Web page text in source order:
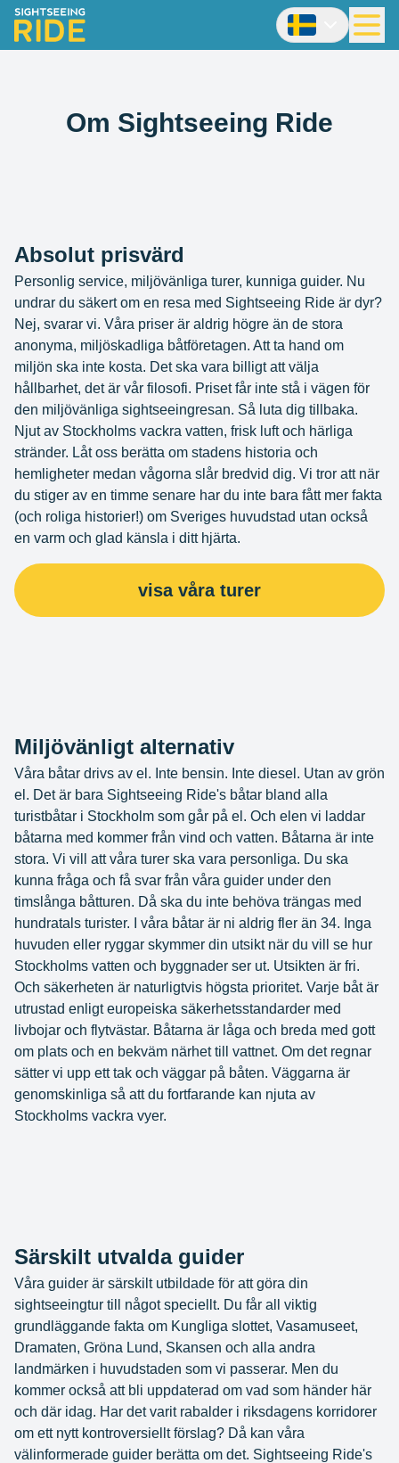
Om Sightseeing Ride
Absolut prisvärd
Personlig service, miljövänliga turer, kunniga guider. Nu
undrar du säkert om en resa med Sightseeing Ride är dyr?
Nej, svarar vi. Våra priser är aldrig högre än de stora
anonyma, miljöskadliga båtföretagen. Att ta hand om
miljön ska inte kosta. Det ska vara billigt att välja
hållbarhet, det är vår filosofi. Priset får inte stå i vägen för
den miljövänliga sightseeingresan. Så luta dig tillbaka.
Njut av Stockholms vackra vatten, frisk luft och härliga
stränder. Låt oss berätta om stadens historia och
hemligheter medan vågorna slår bredvid dig. Vi tror att när
du stiger av en timme senare har du inte bara fått mer fakta
(och roliga historier!) om Sveriges huvudstad utan också
en varm och glad känsla i ditt hjärta.
visa våra turer
Miljövänligt alternativ
Våra båtar drivs av el. Inte bensin. Inte diesel. Utan av grön
el. Det är bara Sightseeing Ride's båtar bland alla
turistbåtar i Stockholm som går på el. Och elen vi laddar
båtarna med kommer från vind och vatten. Båtarna är inte
stora. Vi vill att våra turer ska vara personliga. Du ska
kunna fråga och få svar från våra guider under den
timslånga båtturen. Då ska du inte behöva trängas med
hundratals turister. I våra båtar är ni aldrig fler än 34. Inga
huvuden eller ryggar skymmer din utsikt när du vill se hur
Stockholms vatten och byggnader ser ut. Utsikten är fri.
Och säkerheten är naturligtvis högsta prioritet. Varje båt är
utrustad enligt europeiska säkerhetsstandarder med
livbojar och flytvästar. Båtarna är låga och breda med gott
om plats och en bekväm närhet till vattnet. Om det regnar
sätter vi upp ett tak och väggar på båten. Väggarna är
genomskinliga så att du fortfarande kan njuta av
Stockholms vackra vyer.
Särskilt utvalda guider
Våra guider är särskilt utbildade för att göra din
sightseeingtur till något speciellt. Du får all viktig
grundläggande fakta om Kungliga slottet, Vasamuseet,
Dramaten, Gröna Lund, Skansen och alla andra
landmärken i huvudstaden som vi passerar. Men du
kommer också att bli uppdaterad om vad som händer här
och där idag. Har det varit rabalder i riksdagens korridorer
om ett nytt kontroversiellt förslag? Då kan våra
välinformerade guider berätta om det. Sightseeing Ride's